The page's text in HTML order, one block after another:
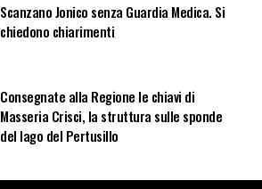
Scanzano Jonico senza Guardia Medica. Si
chiedono chiarimenti
Consegnate alla Regione le chiavi di
Masseria Crisci, la struttura sulle sponde
del lago del Pertusillo